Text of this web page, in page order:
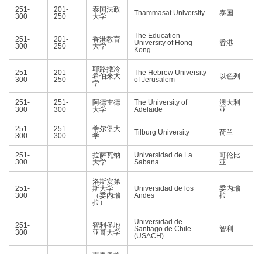
251-
300
201-
250
泰国法政
大学
Thammasat University 泰国
251-
300
201-
250
香港教育
大学
The Education
University of Hong
Kong
香港
251-
300
201-
250
耶路撒冷
希伯来大
学
The Hebrew University
of Jerusalem
以色列
251-
300
251-
300
阿德雷德
大学
The University of
Adelaide
澳大利
亚
251-
300
251-
300
蒂尔堡大
学
Tilburg University 荷兰
251-
300
拉萨瓦纳
大学
Universidad de La
Sabana
哥伦比
亚
251-
300
洛斯安第
斯大学
（委内瑞
拉）
Universidad de los
Andes
委内瑞
拉
251-
300
智利圣地
亚哥大学
Universidad de
Santiago de Chile
(USACH)
智利